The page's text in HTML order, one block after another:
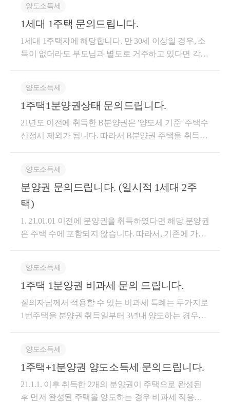
양도소득세
1세대 1주택 문의드립니다.
1세대 1주택자에 해당합니다. 만 30세 이상일 경우, 소
득이 없더라도 부모님과 별도로 거주하고 있다면 각각
비과세가 가능합니다. 도움이 되셨길 바랍니다. 감사
합니다.
양도소득세
1주택1분양권상태 문의드립니다.
21년도 이전에 취득한 B분양권은 '양도세 기준' 주택수
산정시 제외가 됩니다. 따라서 B분양권 주택을 취득하
서 A주택 양도 이후, B분양권만 보유하고 있다면 '양도
세'에서는 무주택자에 해당하며, 실제로 B분양권을 주
택으로 취득(잔금일 vs 등기일 중 빠른 날)할 때 1주택
니다.
양도소득세
분양권 문의드립니다. (일시적 1세대 2주
택)
1. 21.01.01 이전에 분양권을 취득하였다면 해당 분양권
은 주택 수에 포함되지 않습니다. 따라서, 기존에 가지
다. 2. 위에서 말한 것처럼, 21.01.01. 이후에 취득한 분
양권은 주택 수에 포함됩니다. 따라서 1세대 2주택으
로 봅니다. 3. 분양권의 취득시기는 다음과 같습니다.
청약당첨 : 청약당첨일 전매 : 잔금청산일 미분양계약 :
참고하시기 바랍니다. 자세한 내용은 전무가와 상의하
시어 진행하시기 바랍니다. 세무회계 장성 세무사 신
윤권 드림.
양도소득세
1주택 1분양권 비과세 문의 드립니다.
질의자님께서 적용할 수 있는 비과세 특례는 두가지로
1번주택을 분양권 취득일부터 3년내 양도하는 경우와
충족한 후에 양도하시면 비과세받으실 수 있습니다.
(1) 1번 주택 취득일부터 1년 이상 지난 후 2번 분양권
을 취득할 것 (2) 2번 분양권 취득일부터 3년 내 양도할
것 (3) 1번 주택을 2년이상 보유할 것 질의자님은 (1)/(3)
양도소득세
1주택+1분양권 양도소득세 문의드립니다.
21.1.1. 이후 취득한 2개의 분양권이 주택으로 완성된
후 먼저 완성된 주택을 양도하는 경우 비과세 적용대